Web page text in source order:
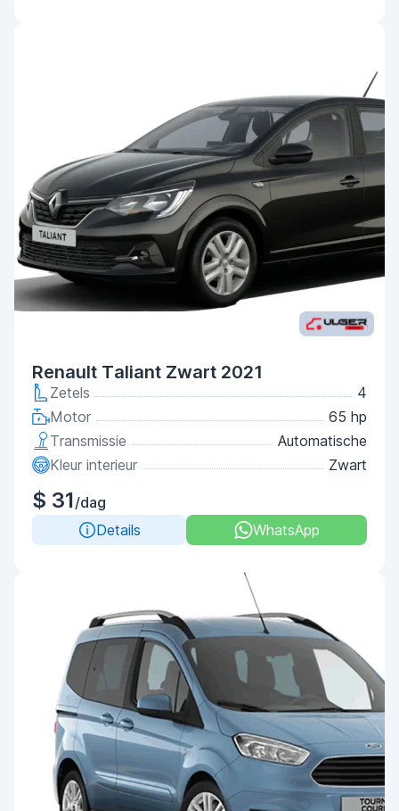
Renault Taliant Zwart 2021
Zetels
4
Motor
65 hp
Transmissie
Automatische
Kleur interieur
Zwart
$ 31/dag
Details
WhatsApp